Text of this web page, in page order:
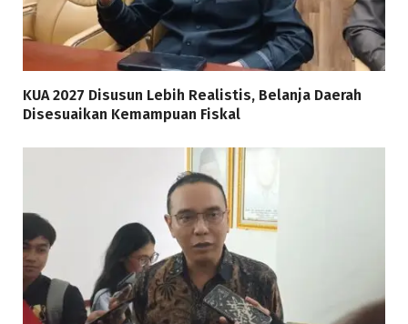
KUA 2027 Disusun Lebih Realistis, Belanja Daerah
Disesuaikan Kemampuan Fiskal